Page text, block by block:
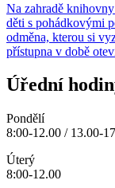
Na zahradě
děti s pohádkovými
odměna, kterou si
přístupna v době
Úřední
Pondělí
8:00-12.00 / 13.00-
Úterý
8:00-12.00